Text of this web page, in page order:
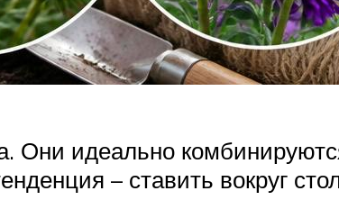
Они идеально
– ставить вокруг